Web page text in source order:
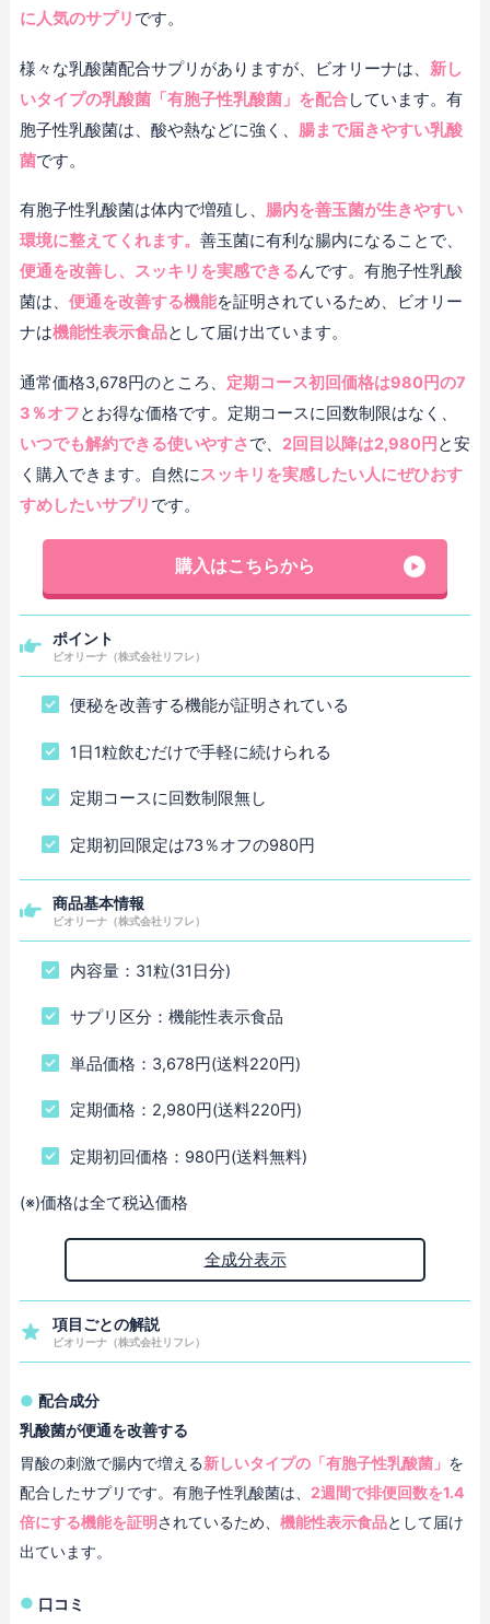
に人気のサプリ です。
様々な乳酸菌配合サプリがありますが、ビオリーナは、 新し
いタイプの乳酸菌「有胞子性乳酸菌」を配合しています。有
胞子性乳酸菌は、酸や熱などに強く、 腸まで届きやすい乳酸
菌です。
有胞子性乳酸菌は体内で増殖し、 腸内を善玉菌が生きやすい
環境に整えてくれます。 善玉菌に有利な腸内になることで、
便通を改善し、スッキリを実感できるんです。有胞子性乳酸
菌は、 便通を改善する機能を証明されているため、ビオリー
ナは機能性表示食品として届け出ています。
通常価格3,678円のところ、 定期コース初回価格は980円の7
3％オフとお得な価格です。定期コースに回数制限はなく、
いつでも解約できる使いやすさで、 2回目以降は2,980円 と安
く購入できます。自然にスッキリを実感したい人にぜひおす
すめしたいサプリ です。
購入はこちらから
ポイント
ビオリーナ（株式会社リフレ）
便秘を改善する機能が証明されている
1日1粒飲むだけで手軽に続けられる
定期コースに回数制限無し
定期初回限定は73％オフの980円
商品基本情報
ビオリーナ（株式会社リフレ）
内容量：31粒(31日分)
サプリ区分：機能性表示食品
単品価格：3,678円(送料220円)
定期価格：2,980円(送料220円)
定期初回価格：980円(送料無料)
(※)価格は全て税込価格
全成分表示
項目ごとの解説
ビオリーナ（株式会社リフレ）
配合成分
乳酸菌が便通を改善する
胃酸の刺激で腸内で増える新しいタイプの「有胞子性乳酸菌」 を
配合したサプリです。有胞子性乳酸菌は、 2週間で排便回数を1.4
倍にする機能を証明されているため、 機能性表示食品として届け
出ています。
口コミ